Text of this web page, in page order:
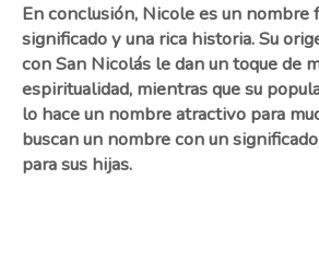
En conclusión, Nicole es un
significado y una rica historia. Su
con San Nicolás le dan un toque de
espiritualidad, mientras que su
lo hace un nombre atractivo para
buscan un nombre con un
para sus hijas.